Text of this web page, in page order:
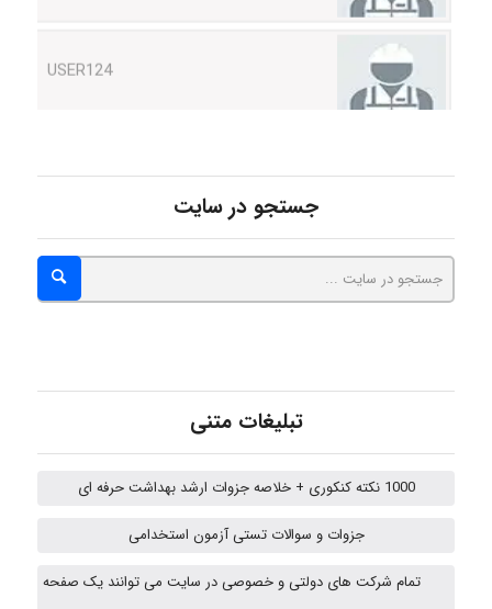
abolfazlkoshehe
جستجو در سایت
تبلیغات متنی
1000 نکته کنکوری + خلاصه جزوات ارشد بهداشت حرفه ای
جزوات و سوالات تستی آزمون استخدامی
تمام شرکت های دولتی و خصوصی در سایت می توانند یک صفحه